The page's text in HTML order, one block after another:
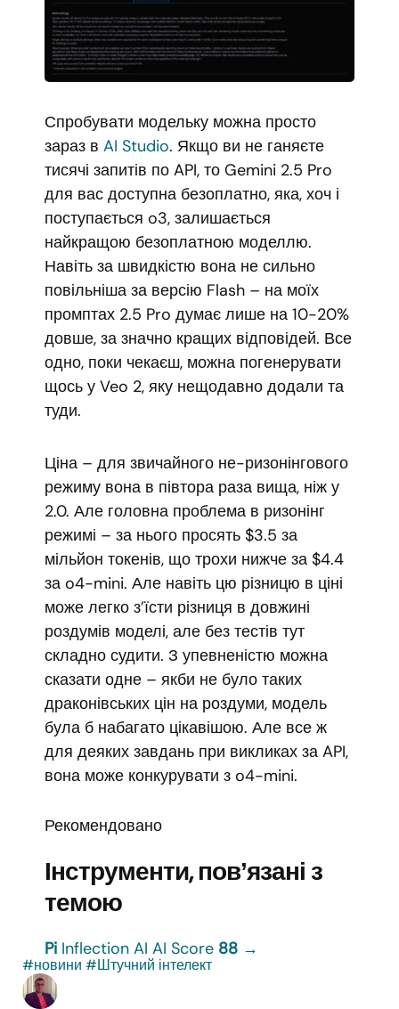
Спробувати модельку можна просто
зараз в AI Studio. Якщо ви не ганяєте
тисячі запитів по API, то Gemini 2.5 Pro
для вас доступна безоплатно, яка, хоч і
поступається o3, залишається
найкращою безоплатною моделлю.
Навіть за швидкістю вона не сильно
повільніша за версію Flash – на моїх
промптах 2.5 Pro думає лише на 10-20%
довше, за значно кращих відповідей. Все
одно, поки чекаєш, можна погенерувати
щось у Veo 2, яку нещодавно додали та
туди.
Ціна – для звичайного не-ризонінгового
режиму вона в півтора раза вища, ніж у
2.0. Але головна проблема в ризонінг
режимі – за нього просять $3.5 за
мільйон токенів, що трохи нижче за $4.4
за o4-mini. Але навіть цю різницю в ціні
може легко з’їсти різниця в довжині
роздумів моделі, але без тестів тут
складно судити. З упевненістю можна
сказати одне – якби не було таких
драконівських цін на роздуми, модель
була б набагато цікавішою. Але все ж
для деяких завдань при викликах за API,
вона може конкурувати з o4-mini.
Рекомендовано
Інструменти, повʼязані з
темою
Pi Inflection AI AI Score 88 →
#новини #Штучний інтелект